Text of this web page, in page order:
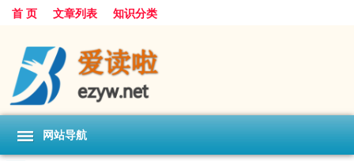
首 页 文章列表 知识分类
网站导航